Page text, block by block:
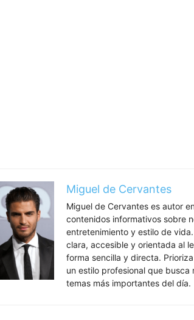
Miguel de Cervantes
Miguel de Cervantes es autor
contenidos informativos sobre
entretenimiento y estilo de
clara, accesible y orientada al
forma sencilla y directa.
un estilo profesional que
temas más importantes del día.